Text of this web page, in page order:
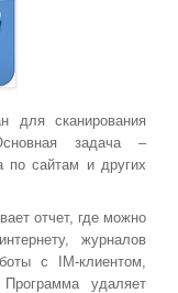
для сканирования
задача –
по сайтам и других
отчет, где можно
журналов
с IM-клиентом,
удаляет